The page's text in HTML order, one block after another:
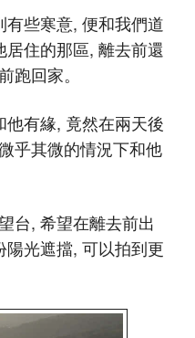
些寒意, 便和我們道
住的那區, 離去前還
跑回家。
有緣, 竟然在兩天後
乎其微的情況下和他
台, 希望在離去前出
光遮擋, 可以拍到更